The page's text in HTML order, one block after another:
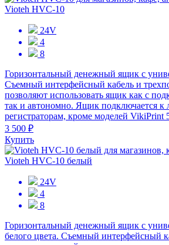
Vioteh HVC-10
24V
4
8
Горизонтальный денежный ящик с
Съемный интерфейсный кабель и
позволяют использовать ящик как с
так и автономно. Ящик подключается
регистраторам, кроме моделей
3 500 ₽
Купить
Vioteh HVC-10 белый
24V
4
8
Горизонтальный денежный ящик с
белого цвета. Съемный интерфейсный